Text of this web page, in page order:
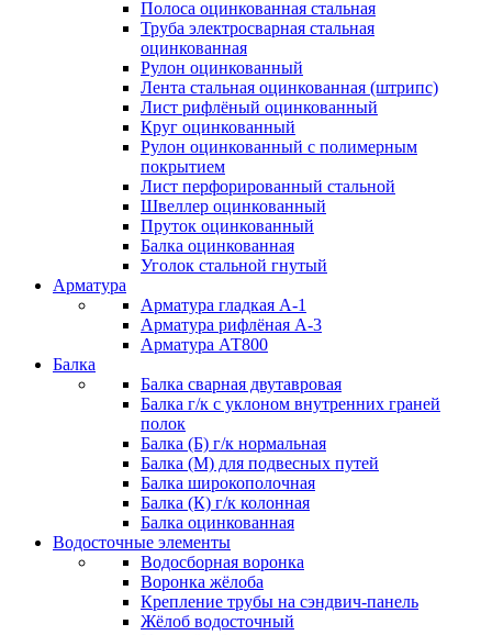
Полоса оцинкованная стальная
Труба электросварная стальная
оцинкованная
Рулон оцинкованный
Лента стальная оцинкованная (штрипс)
Лист рифлёный оцинкованный
Круг оцинкованный
Рулон оцинкованный с полимерным
покрытием
Лист перфорированный стальной
Швеллер оцинкованный
Пруток оцинкованный
Балка оцинкованная
Уголок стальной гнутый
Арматура
Арматура гладкая А-1
Арматура рифлёная А-3
Арматура АТ800
Балка
Балка сварная двутавровая
Балка г/к с уклоном внутренних граней
полок
Балка (Б) г/к нормальная
Балка (М) для подвесных путей
Балка широкополочная
Балка (К) г/к колонная
Балка оцинкованная
Водосточные элементы
Водосборная воронка
Воронка жёлоба
Крепление трубы на сэндвич-панель
Жёлоб водосточный